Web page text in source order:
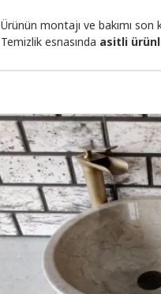
Ürünün montajı ve bakımı son
Temizlik esnasında asitli